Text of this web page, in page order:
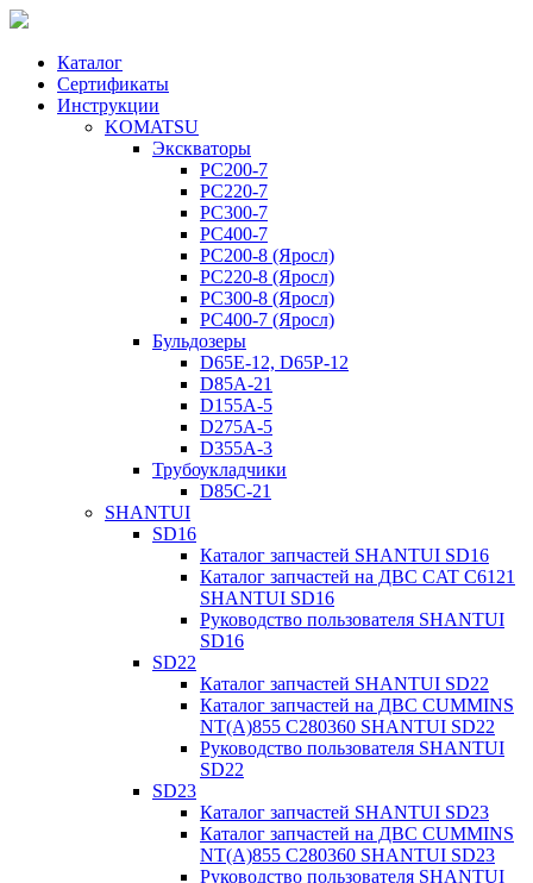
Каталог
Сертификаты
Инструкции
KOMATSU
Экскваторы
PC200-7
PC220-7
PC300-7
PC400-7
PC200-8 (Яросл)
PC220-8 (Яросл)
PC300-8 (Яросл)
PC400-7 (Яросл)
Бульдозеры
D65E-12, D65P-12
D85A-21
D155A-5
D275A-5
D355A-3
Трубоукладчики
D85C-21
SHANTUI
SD16
Каталог запчастей SHANTUI SD16
Каталог запчастей на ДВС CAT C6121
SHANTUI SD16
Руководство пользователя SHANTUI
SD16
SD22
Каталог запчастей SHANTUI SD22
Каталог запчастей на ДВС CUMMINS
NT(A)855 C280360 SHANTUI SD22
Руководство пользователя SHANTUI
SD22
SD23
Каталог запчастей SHANTUI SD23
Каталог запчастей на ДВС CUMMINS
NT(A)855 C280360 SHANTUI SD23
Руководство пользователя SHANTUI